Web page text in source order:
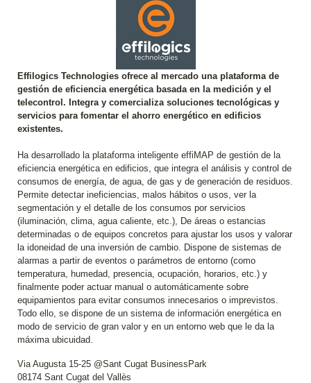
Effilogics Technologies ofrece al mercado una plataforma de
gestión de eficiencia energética basada en la medición y el
telecontrol. Integra y comercializa soluciones tecnológicas y
servicios para fomentar el ahorro energético en edificios
existentes.
Ha desarrollado la plataforma inteligente effiMAP de gestión de la
eficiencia energética en edificios, que integra el análisis y control de
consumos de energía, de agua, de gas y de generación de residuos.
Permite detectar ineficiencias, malos hábitos o usos, ver la
segmentación y el detalle de los consumos por servicios
(iluminación, clima, agua caliente, etc.), De áreas o estancias
determinadas o de equipos concretos para ajustar los usos y valorar
la idoneidad de una inversión de cambio. Dispone de sistemas de
alarmas a partir de eventos o parámetros de entorno (como
temperatura, humedad, presencia, ocupación, horarios, etc.) y
finalmente poder actuar manual o automáticamente sobre
equipamientos para evitar consumos innecesarios o imprevistos.
Todo ello, se dispone de un sistema de información energética en
modo de servicio de gran valor y en un entorno web que le da la
máxima ubicuidad.
Via Augusta 15-25 @Sant Cugat BusinessPark
08174 Sant Cugat del Vallès